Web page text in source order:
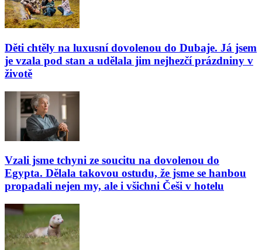
Děti chtěly na luxusní dovolenou do Dubaje. Já jsem
je vzala pod stan a udělala jim nejhezčí prázdniny v
životě
Vzali jsme tchyni ze soucitu na dovolenou do
Egypta. Dělala takovou ostudu, že jsme se hanbou
propadali nejen my, ale i všichni Češi v hotelu